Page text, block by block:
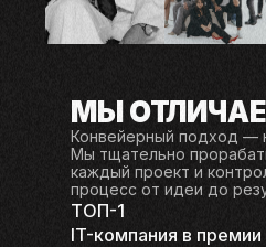
МЫ
Конвейерный подход —
Мы тщательно
каждый проект и
процесс от идеи до
ТОП-1
IT-компания в премии